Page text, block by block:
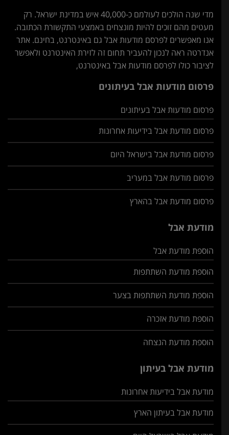
מדי שנה הולכים לעולמם כ-40,000 איש במדינת ישראל. רק
מעטים מהם זוכים להיות מונצחים באמצעי התקשורת הכתובה.
אנו מאפשרים לפרסם מודעות אבל גם באינטרנט, בחינם. אתר
אנדרטה ראה לנכון להעביר תחום זה לזירת האינטרנט ולאפשר
לציבור כולו לפרסם מודעות אבל באינטרנט,
פרסום מודעות אבל בעיתונים
פרסום מודעות אבל בעיתונים
פרסום מודעת אבל בידיעות אחרונות
פרסום מודעת אבל בישראל היום
פרסום מודעת אבל במעריב
פרסום מודעת אבל בהארץ
מודעת אבל
הוספת מודעת אבל
הוספת מודעת השתתפות
הוספת מודעת השתתפות בצער
הוספת מודעת אזכרה
הוספת מודעת הנצחה
מודעת אבל בעיתון
מודעת אבל בידיעות אחרונות
מודעת אבל בעיתון הארץ